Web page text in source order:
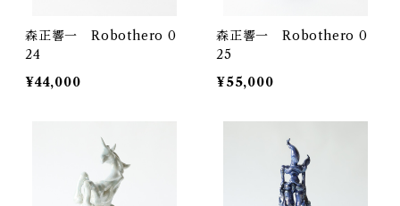
森正響一 Robothero 0
24
¥44,000
森正響一 Robothero 0
25
¥55,000